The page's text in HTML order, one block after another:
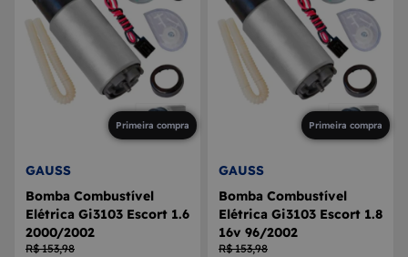
Primeira compra
GAUSS
Bomba Combustível
Elétrica Gi3103 Escort 1.6
2000/2002
R$ 153,98
Primeira compra
GAUSS
Bomba Combustível
Elétrica Gi3103 Escort 1.8
16v 96/2002
R$ 153,98